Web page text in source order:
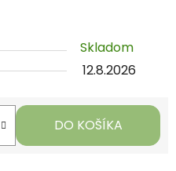
Skladom
12.8.2026
DO KOŠÍKA